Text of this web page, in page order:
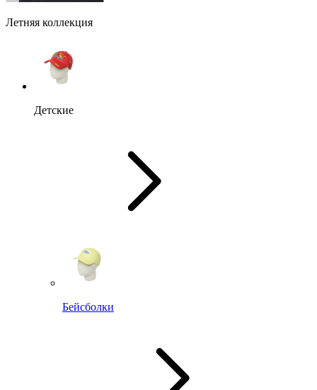
Летняя коллекция
Детские
Бейсболки